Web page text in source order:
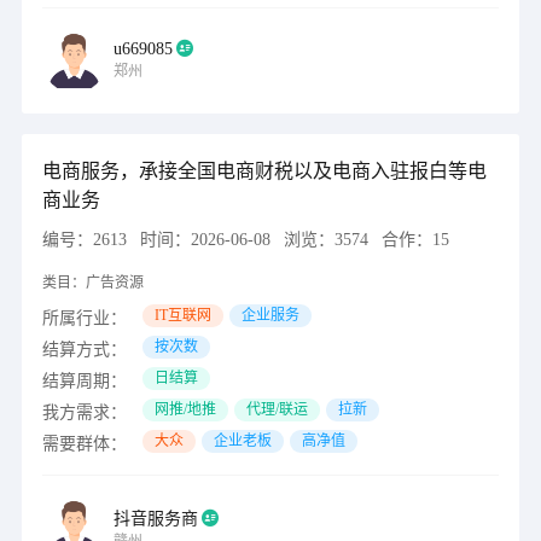
u669085
郑州
电商服务，承接全国电商财税以及电商入驻报白等电
商业务
编号： 2613 时间： 2026-06-08 浏览： 3574 合作： 15
类目： 广告资源
所属行业： IT互联网 企业服务
结算方式： 按次数
结算周期： 日结算
我方需求： 网推/地推 代理/联运 拉新
需要群体： 大众 企业老板 高净值
抖音服务商